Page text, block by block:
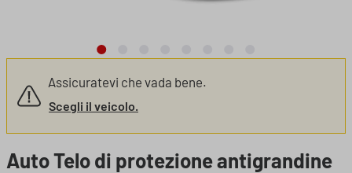
Assicuratevi che vada bene.
Scegli il veicolo.
Auto Telo di protezione antigrandine